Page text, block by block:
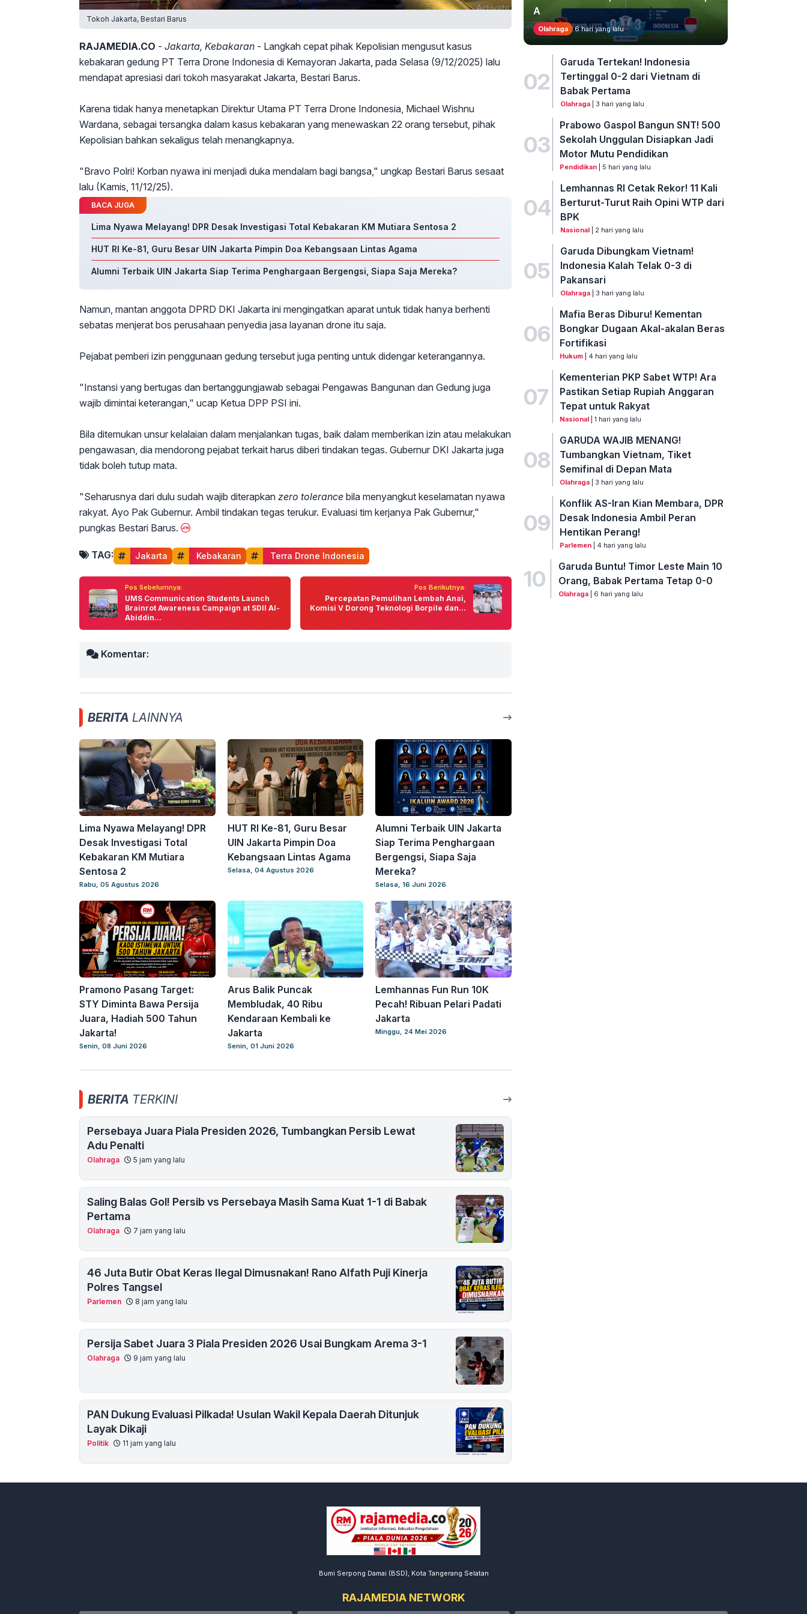
Tokoh Jakarta, Bestari Barus
RAJAMEDIA.CO - Jakarta, Kebakaran - Langkah cepat pihak Kepolisian mengusut kasus
kebakaran gedung PT Terra Drone Indonesia di Kemayoran Jakarta, pada Selasa (9/12/2025) lalu
mendapat apresiasi dari tokoh masyarakat Jakarta, Bestari Barus.
Karena tidak hanya menetapkan Direktur Utama PT Terra Drone Indonesia, Michael Wishnu
Wardana, sebagai tersangka dalam kasus kebakaran yang menewaskan 22 orang tersebut, pihak
Kepolisian bahkan sekaligus telah menangkapnya.
"Bravo Polri! Korban nyawa ini menjadi duka mendalam bagi bangsa," ungkap Bestari Barus sesaat
lalu (Kamis, 11/12/25).
BACA JUGA
Lima Nyawa Melayang! DPR Desak Investigasi Total Kebakaran KM Mutiara Sentosa 2
HUT RI Ke-81, Guru Besar UIN Jakarta Pimpin Doa Kebangsaan Lintas Agama
Alumni Terbaik UIN Jakarta Siap Terima Penghargaan Bergengsi, Siapa Saja Mereka?
Namun, mantan anggota DPRD DKI Jakarta ini mengingatkan aparat untuk tidak hanya berhenti
sebatas menjerat bos perusahaan penyedia jasa layanan drone itu saja.
Pejabat pemberi izin penggunaan gedung tersebut juga penting untuk didengar keterangannya.
"Instansi yang bertugas dan bertanggungjawab sebagai Pengawas Bangunan dan Gedung juga
wajib dimintai keterangan," ucap Ketua DPP PSI ini.
Bila ditemukan unsur kelalaian dalam menjalankan tugas, baik dalam memberikan izin atau melakukan
pengawasan, dia mendorong pejabat terkait harus diberi tindakan tegas. Gubernur DKI Jakarta juga
tidak boleh tutup mata.
"Seharusnya dari dulu sudah wajib diterapkan zero tolerance bila menyangkut keselamatan nyawa
rakyat. Ayo Pak Gubernur. Ambil tindakan tegas terukur. Evaluasi tim kerjanya Pak Gubernur,"
pungkas Bestari Barus.
TAG: Jakarta Kebakaran Terra Drone Indonesia
Pos Sebelumnya:
UMS Communication Students Launch
Brainrot Awareness Campaign at SDII Al-
Abiddin...
Pos Berikutnya:
Percepatan Pemulihan Lembah Anai,
Komisi V Dorong Teknologi Borpile dan...
Komentar:
BERITA LAINNYA
Lima Nyawa Melayang! DPR
Desak Investigasi Total
Kebakaran KM Mutiara
Sentosa 2
Rabu, 05 Agustus 2026
HUT RI Ke-81, Guru Besar
UIN Jakarta Pimpin Doa
Kebangsaan Lintas Agama
Selasa, 04 Agustus 2026
Alumni Terbaik UIN Jakarta
Siap Terima Penghargaan
Bergengsi, Siapa Saja
Mereka?
Selasa, 16 Juni 2026
Pramono Pasang Target:
STY Diminta Bawa Persija
Juara, Hadiah 500 Tahun
Jakarta!
Senin, 08 Juni 2026
Arus Balik Puncak
Membludak, 40 Ribu
Kendaraan Kembali ke
Jakarta
Senin, 01 Juni 2026
Lemhannas Fun Run 10K
Pecah! Ribuan Pelari Padati
Jakarta
Minggu, 24 Mei 2026
BERITA TERKINI
Persebaya Juara Piala Presiden 2026, Tumbangkan Persib Lewat
Adu Penalti
Olahraga 5 jam yang lalu
Saling Balas Gol! Persib vs Persebaya Masih Sama Kuat 1-1 di Babak
Pertama
Olahraga 7 jam yang lalu
46 Juta Butir Obat Keras Ilegal Dimusnakan! Rano Alfath Puji Kinerja
Polres Tangsel
Parlemen 8 jam yang lalu
Persija Sabet Juara 3 Piala Presiden 2026 Usai Bungkam Arema 3-1
Olahraga 9 jam yang lalu
PAN Dukung Evaluasi Pilkada! Usulan Wakil Kepala Daerah Ditunjuk
Layak Dikaji
Politik 11 jam yang lalu
A
Olahraga 6 hari yang lalu
02
Garuda Tertekan! Indonesia
Tertinggal 0-2 dari Vietnam di
Babak Pertama
Olahraga| 3 hari yang lalu
03
Prabowo Gaspol Bangun SNT! 500
Sekolah Unggulan Disiapkan Jadi
Motor Mutu Pendidikan
Pendidikan | 5 hari yang lalu
04
Lemhannas RI Cetak Rekor! 11 Kali
Berturut-Turut Raih Opini WTP dari
BPK
Nasional| 2 hari yang lalu
05
Garuda Dibungkam Vietnam!
Indonesia Kalah Telak 0-3 di
Pakansari
Olahraga| 3 hari yang lalu
06
Mafia Beras Diburu! Kementan
Bongkar Dugaan Akal-akalan Beras
Fortifikasi
Hukum | 4 hari yang lalu
07
Kementerian PKP Sabet WTP! Ara
Pastikan Setiap Rupiah Anggaran
Tepat untuk Rakyat
Nasional | 1 hari yang lalu
08
GARUDA WAJIB MENANG!
Tumbangkan Vietnam, Tiket
Semifinal di Depan Mata
Olahraga | 3 hari yang lalu
09
Konflik AS-Iran Kian Membara, DPR
Desak Indonesia Ambil Peran
Hentikan Perang!
Parlemen | 4 hari yang lalu
10
Garuda Buntu! Timor Leste Main 10
Orang, Babak Pertama Tetap 0-0
Olahraga| 6 hari yang lalu
Bumi Serpong Damai (BSD), Kota Tangerang Selatan
RAJAMEDIA NETWORK